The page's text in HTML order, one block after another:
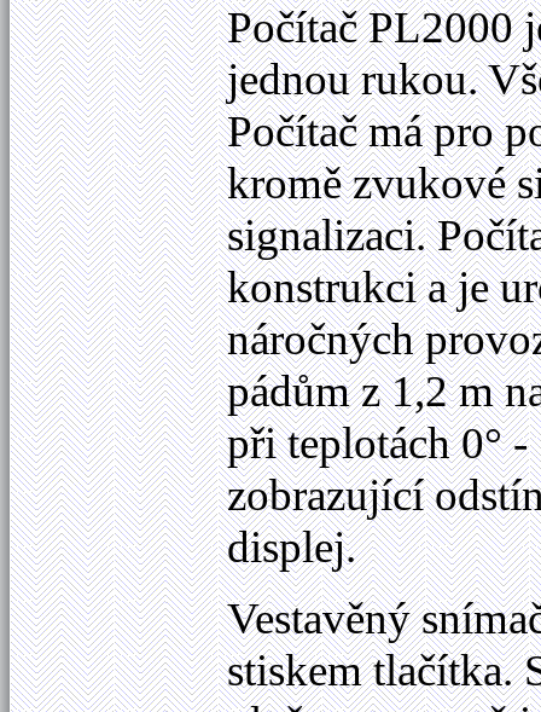
Počítač PL2000
jednou rukou.
Počítač má pro
kromě zvukové
signalizaci.
konstrukci a je
náročných
pádům z 1,2 m
při teplotách 0°
zobrazující
displej.
Vestavěný
stiskem tlačítka.